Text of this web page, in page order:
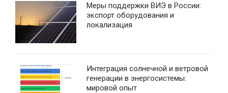
Меры поддержки ВИЭ в России:
экспорт оборудования и
локализация
Интеграция солнечной и ветровой
генерации в энергосистемы:
мировой опыт